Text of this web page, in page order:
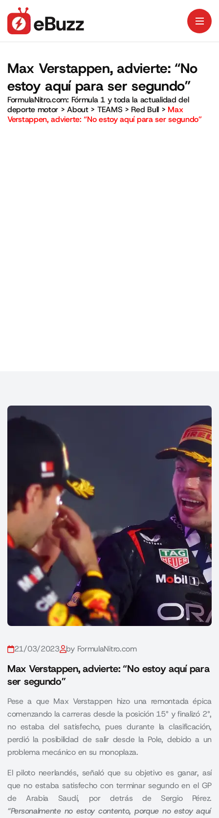
Max Verstappen, advierte: “No
estoy aquí para ser segundo”
FormulaNitro.com: Fórmula 1 y toda la actualidad del
deporte motor >About> TEAMS > Red Bull > Max
Verstappen, advierte: “No estoy aquí para ser segundo”
21/03/2023 by FormulaNitro.com
Max Verstappen, advierte: “No estoy aquí para
ser segundo”
Pese a que Max Verstappen hizo una remontada épica
comenzando la carreras desde la posición 15° y finalizó 2°,
no estaba del satisfecho, pues durante la clasificación,
perdió la posibilidad de salir desde la Pole, debido a un
problema mecánico en su monoplaza.
El piloto neerlandés, señaló que su objetivo es ganar, así
que no estaba satisfecho con terminar segundo en el GP
de Arabia Saudí, por detrás de Sergio Pérez.
“Personalmente no estoy contento, porque no estoy aquí